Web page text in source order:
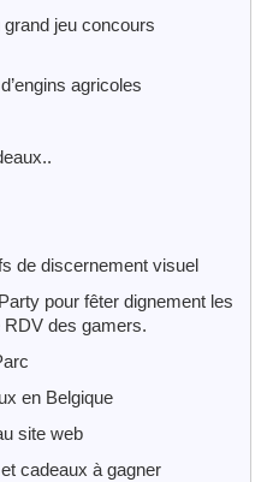
jeu concours
agricoles
de discernement visuel
pour fêter dignement les
RDV des gamers.
en Belgique
site web
cadeaux à gagner